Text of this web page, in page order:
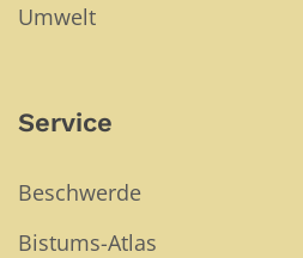
Umwelt
Service
Beschwerde
Bistums-Atlas